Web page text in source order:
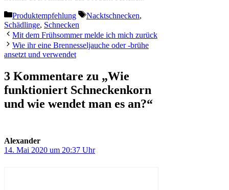
Kategorien
Produktempfehlung Schlagwörter
Nacktschnecken,
Schädlinge, Schnecken
Mit dem Frühsommer melde ich mich zurück
Wie ihr eine Brennesseljauche oder -brühe
ansetzt und verwendet
3 Kommentare zu „Wie
funktioniert Schneckenkorn
und wie wendet man es an?“
Alexander
14. Mai 2020 um 20:37 Uhr